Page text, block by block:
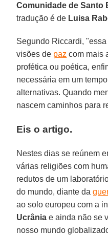
Comunidade de Santo
tradução é de Luisa
Segundo Riccardi,
visões de paz com mais
profética ou poética,
necessária em um
alternativas. Quando
nascem caminhos para
Eis o artigo.
Nestes dias se reúnem
várias religiões com
redutos de um
do mundo, diante da
ao solo europeu com a
Ucrânia e ainda não se
nosso mundo